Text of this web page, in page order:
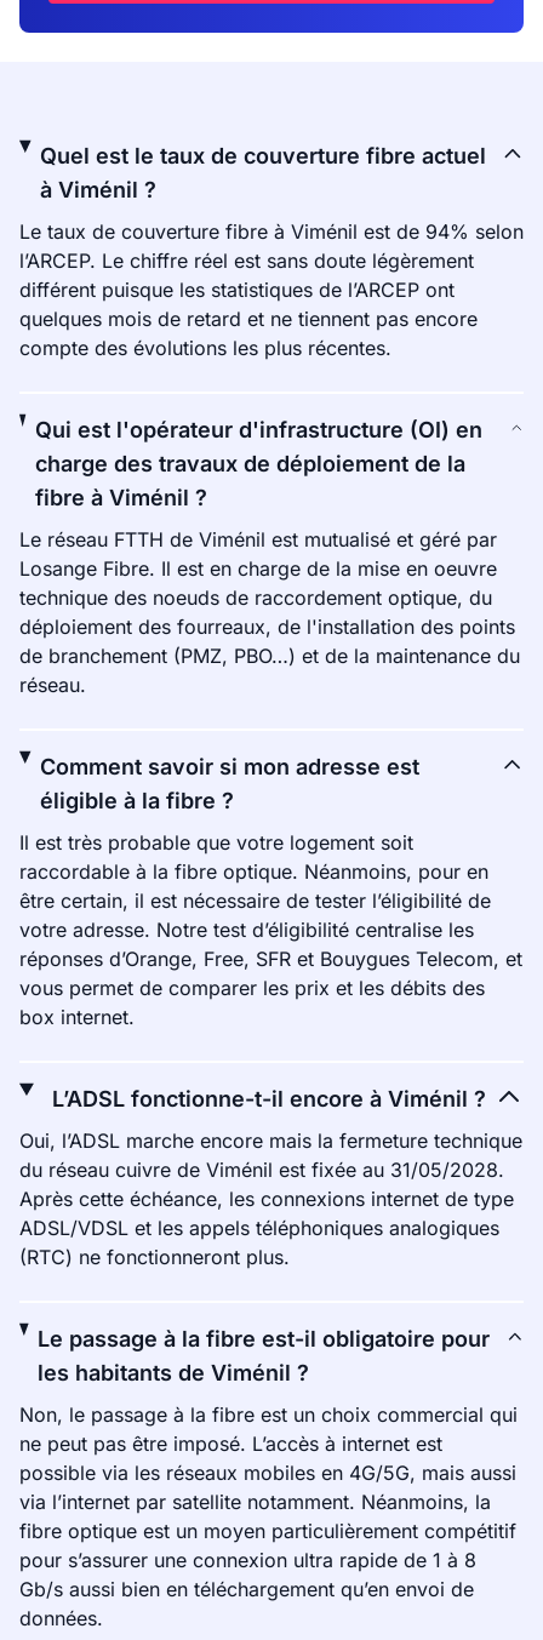
Quel est le taux de couverture fibre actuel
à Viménil ?
Le taux de couverture fibre à Viménil est de 94% selon
l’ARCEP. Le chiffre réel est sans doute légèrement
différent puisque les statistiques de l’ARCEP ont
quelques mois de retard et ne tiennent pas encore
compte des évolutions les plus récentes.
Qui est l'opérateur d'infrastructure (OI) en
charge des travaux de déploiement de la
fibre à Viménil ?
Le réseau FTTH de Viménil est mutualisé et géré par
Losange Fibre. Il est en charge de la mise en oeuvre
technique des noeuds de raccordement optique, du
déploiement des fourreaux, de l'installation des points
de branchement (PMZ, PBO…) et de la maintenance du
réseau.
Comment savoir si mon adresse est
éligible à la fibre ?
Il est très probable que votre logement soit
raccordable à la fibre optique. Néanmoins, pour en
être certain, il est nécessaire de tester l’éligibilité de
votre adresse. Notre test d’éligibilité centralise les
réponses d’Orange, Free, SFR et Bouygues Telecom, et
vous permet de comparer les prix et les débits des
box internet.
L’ADSL fonctionne-t-il encore à Viménil ?
Oui, l’ADSL marche encore mais la fermeture technique
du réseau cuivre de Viménil est fixée au 31/05/2028.
Après cette échéance, les connexions internet de type
ADSL/VDSL et les appels téléphoniques analogiques
(RTC) ne fonctionneront plus.
Le passage à la fibre est-il obligatoire pour
les habitants de Viménil ?
Non, le passage à la fibre est un choix commercial qui
ne peut pas être imposé. L’accès à internet est
possible via les réseaux mobiles en 4G/5G, mais aussi
via l’internet par satellite notamment. Néanmoins, la
fibre optique est un moyen particulièrement compétitif
pour s’assurer une connexion ultra rapide de 1 à 8
Gb/s aussi bien en téléchargement qu’en envoi de
données.